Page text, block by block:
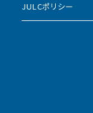
JULCポリシー